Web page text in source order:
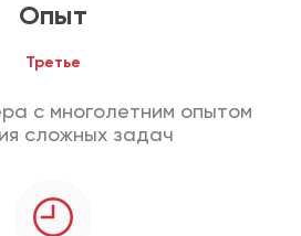
Опыт
Третье
с многолетним опытом
сложных задач